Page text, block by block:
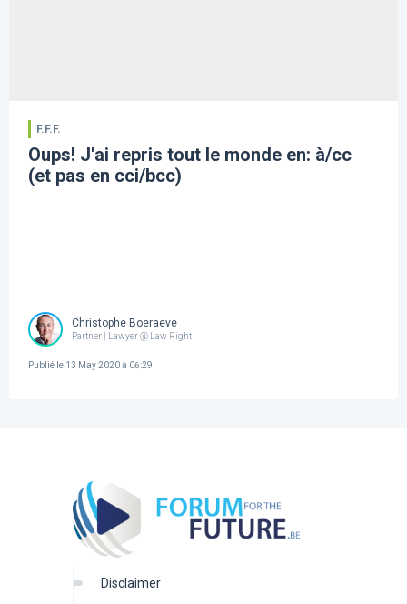
F.F.F.
Oups! J'ai repris tout le monde en: à/cc
(et pas en cci/bcc)
Christophe Boeraeve
Partner | Lawyer @ Law Right
Publié le 13 May 2020 à 06:29
disclaimer